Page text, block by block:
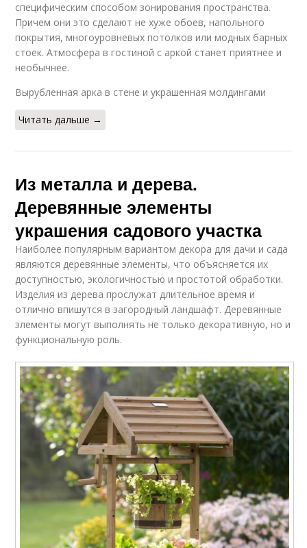
специфическим способом зонирования пространства.
Причем они это сделают не хуже обоев, напольного
покрытия, многоуровневых потолков или модных барных
стоек. Атмосфера в гостиной с аркой станет приятнее и
необычнее.
Вырубленная арка в стене и украшенная молдингами
Читать дальше →
Из металла и дерева.
Деревянные элементы
украшения садового участка
Наиболее популярным вариантом декора для дачи и сада
являются деревянные элементы, что объясняется их
доступностью, экологичностью и простотой обработки.
Изделия из дерева прослужат длительное время и
отлично впишутся в загородный ландшафт. Деревянные
элементы могут выполнять не только декоративную, но и
функциональную роль.